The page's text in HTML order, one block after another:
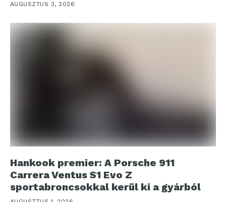
AUGUSZTUS 3, 2026
Hankook premier: A Porsche 911
Carrera Ventus S1 Evo Z
sportabroncsokkal kerül ki a gyárból